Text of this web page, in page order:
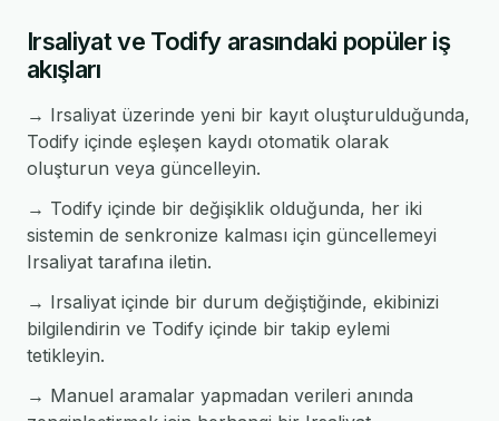
Irsaliyat ve Todify arasındaki popüler iş
akışları
→ Irsaliyat üzerinde yeni bir kayıt oluşturulduğunda,
Todify içinde eşleşen kaydı otomatik olarak
oluşturun veya güncelleyin.
→ Todify içinde bir değişiklik olduğunda, her iki
sistemin de senkronize kalması için güncellemeyi
Irsaliyat tarafına iletin.
→ Irsaliyat içinde bir durum değiştiğinde, ekibinizi
bilgilendirin ve Todify içinde bir takip eylemi
tetikleyin.
→ Manuel aramalar yapmadan verileri anında